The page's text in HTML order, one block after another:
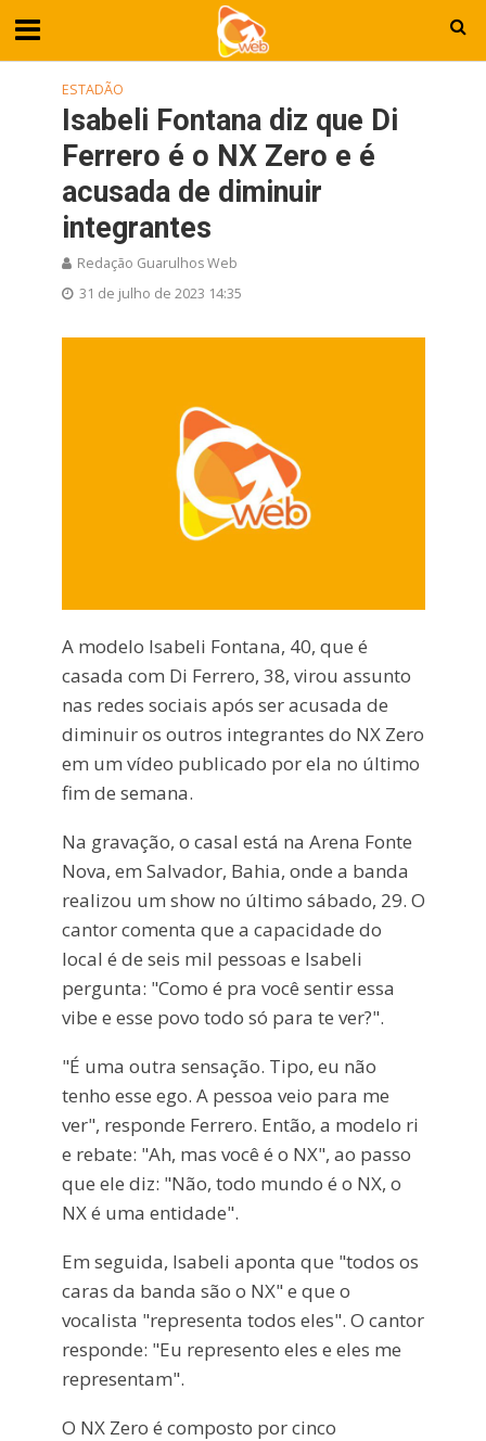
ESTADÃO
Isabeli Fontana diz que Di
Ferrero é o NX Zero e é
acusada de diminuir
integrantes
Redação Guarulhos Web
31 de julho de 2023 14:35
A modelo Isabeli Fontana, 40, que é
casada com Di Ferrero, 38, virou assunto
nas redes sociais após ser acusada de
diminuir os outros integrantes do NX Zero
em um vídeo publicado por ela no último
fim de semana.
Na gravação, o casal está na Arena Fonte
Nova, em Salvador, Bahia, onde a banda
realizou um show no último sábado, 29. O
cantor comenta que a capacidade do
local é de seis mil pessoas e Isabeli
pergunta: "Como é pra você sentir essa
vibe e esse povo todo só para te ver?".
"É uma outra sensação. Tipo, eu não
tenho esse ego. A pessoa veio para me
ver", responde Ferrero. Então, a modelo ri
e rebate: "Ah, mas você é o NX", ao passo
que ele diz: "Não, todo mundo é o NX, o
NX é uma entidade".
Em seguida, Isabeli aponta que "todos os
caras da banda são o NX" e que o
vocalista "representa todos eles". O cantor
responde: "Eu represento eles e eles me
representam".
O NX Zero é composto por cinco